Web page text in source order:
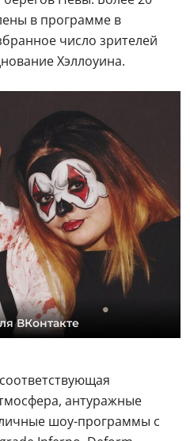
в программе в
число зрителей
Хэллоуина.
ВКонтакте
антуражные
шоу-программы с